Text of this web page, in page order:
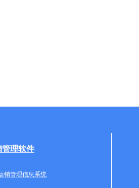
管理软件
销管理信息系统